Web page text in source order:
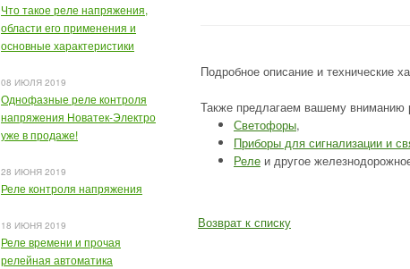
Подробное описание и технические
Также предлагаем вашему вниманию
Светофоры,
Приборы для сигнализации и
Реле и другое
Возврат к списку
Что такое реле напряжения,
области его применения и
основные характеристики
08 ИЮЛЯ 2019
Однофазные реле контроля
напряжения Новатек-Электро
уже в продаже!
28 ИЮНЯ 2019
Реле контроля напряжения
18 ИЮНЯ 2019
Реле времени и прочая
релейная автоматика